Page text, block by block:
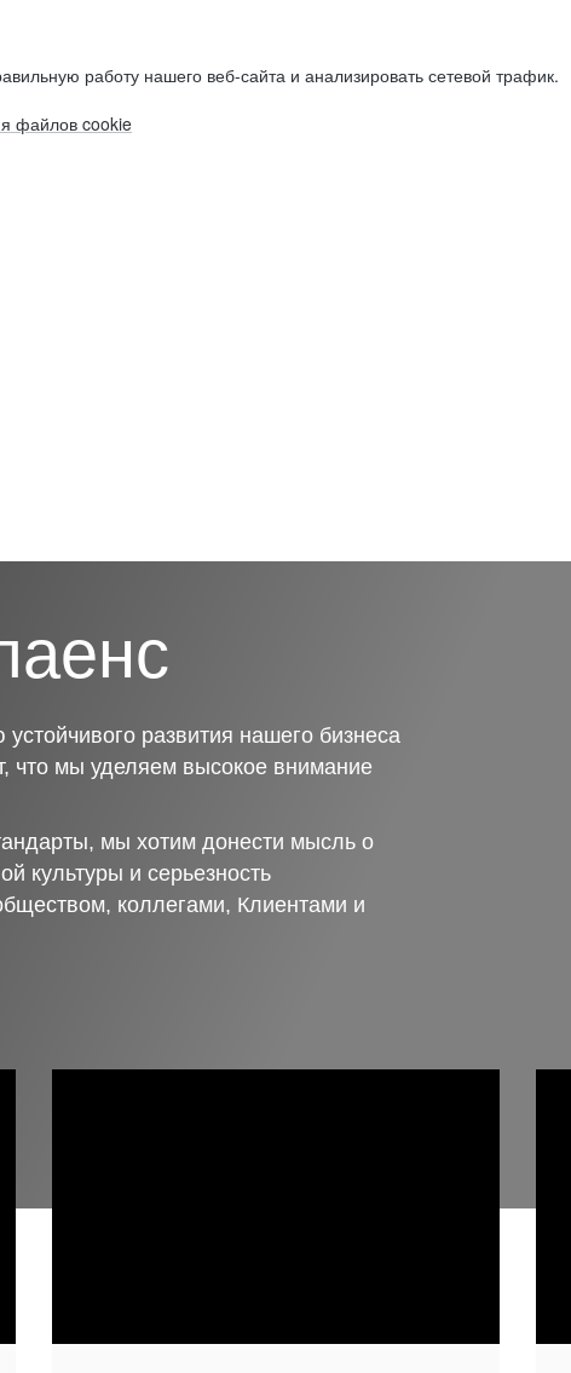
работу нашего веб-сайта и анализировать сетевой трафик.
файлов cookie
развития нашего бизнеса
что мы уделяем высокое внимание
мы хотим донести мысль о
культуры и серьезность
коллегами, Клиентами и